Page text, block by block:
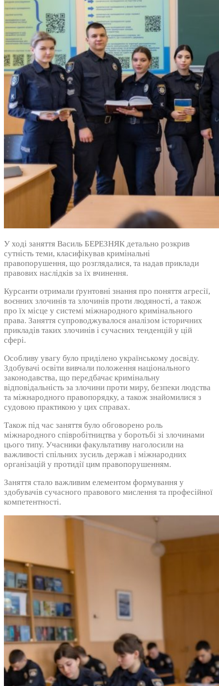
У ході заняття Василь БЕРЕЗНЯК детально розкрив
сутність теми, класифікував кримінальні
правопорушення, що розглядалися, та надав приклади
правових наслідків за їх вчинення.
Курсанти отримали ґрунтовні знання про поняття агресії,
воєнних злочинів та злочинів проти людяності, а також
про їх місце у системі міжнародного кримінального
права. Заняття супроводжувалося аналізом історичних
прикладів таких злочинів і сучасних тенденцій у цій
сфері.
Особливу увагу було приділено українському досвіду.
Здобувачі освіти вивчали положення національного
законодавства, що передбачає кримінальну
відповідальність за злочини проти миру, безпеки людства
та міжнародного правопорядку, а також знайомилися з
судовою практикою у цих справах.
Також під час заняття було обговорено роль
міжнародного співробітництва у боротьбі зі злочинами
цього типу. Учасники факультативу наголосили на
важливості спільних зусиль держав і міжнародних
організацій у протидії цим правопорушенням.
Заняття стало важливим елементом формування у
здобувачів сучасного правового мислення та професійної
компетентності.